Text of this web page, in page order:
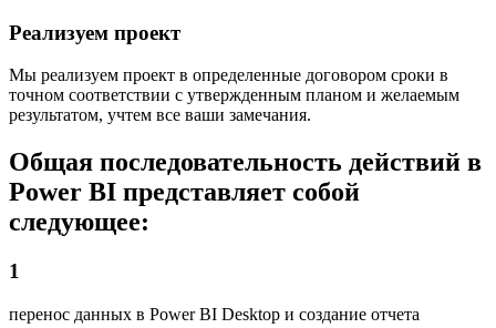
Реализуем проект
Мы реализуем проект в определенные договором сроки в
точном соответствии с утвержденным планом и желаемым
результатом, учтем все ваши замечания.
Общая последовательность действий в
Power BI представляет собой
следующее:
1
перенос данных в Power BI Desktop и создание отчета